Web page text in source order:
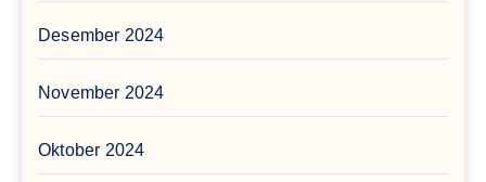
Desember 2024
November 2024
Oktober 2024